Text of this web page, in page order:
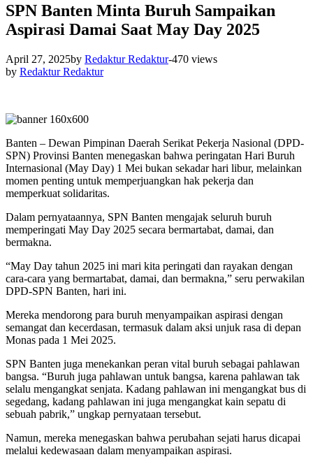
SPN Banten Minta Buruh Sampaikan
Aspirasi Damai Saat May Day 2025
April 27, 2025by Redaktur Redaktur-470 views
by Redaktur Redaktur
Banten – Dewan Pimpinan Daerah Serikat Pekerja Nasional (DPD-
SPN) Provinsi Banten menegaskan bahwa peringatan Hari Buruh
Internasional (May Day) 1 Mei bukan sekadar hari libur, melainkan
momen penting untuk memperjuangkan hak pekerja dan
memperkuat solidaritas.
Dalam pernyataannya, SPN Banten mengajak seluruh buruh
memperingati May Day 2025 secara bermartabat, damai, dan
bermakna.
“May Day tahun 2025 ini mari kita peringati dan rayakan dengan
cara-cara yang bermartabat, damai, dan bermakna,” seru perwakilan
DPD-SPN Banten, hari ini.
Mereka mendorong para buruh menyampaikan aspirasi dengan
semangat dan kecerdasan, termasuk dalam aksi unjuk rasa di depan
Monas pada 1 Mei 2025.
SPN Banten juga menekankan peran vital buruh sebagai pahlawan
bangsa. “Buruh juga pahlawan untuk bangsa, karena pahlawan tak
selalu mengangkat senjata. Kadang pahlawan ini mengangkat bus di
segedang, kadang pahlawan ini juga mengangkat kain sepatu di
sebuah pabrik,” ungkap pernyataan tersebut.
Namun, mereka menegaskan bahwa perubahan sejati harus dicapai
melalui kedewasaan dalam menyampaikan aspirasi.